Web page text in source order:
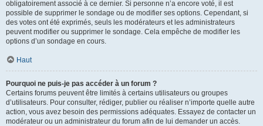
obligatoirement associé à ce dernier. Si personne n’a encore voté, il est
possible de supprimer le sondage ou de modifier ses options. Cependant, si
des votes ont été exprimés, seuls les modérateurs et les administrateurs
peuvent modifier ou supprimer le sondage. Cela empêche de modifier les
options d’un sondage en cours.
Haut
Pourquoi ne puis-je pas accéder à un forum ?
Certains forums peuvent être limités à certains utilisateurs ou groupes
d’utilisateurs. Pour consulter, rédiger, publier ou réaliser n’importe quelle autre
action, vous avez besoin des permissions adéquates. Essayez de contacter un
modérateur ou un administrateur du forum afin de lui demander un accès.